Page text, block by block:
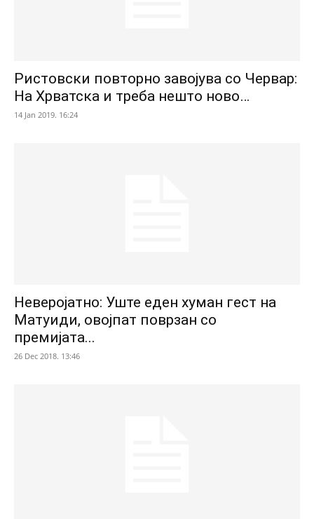
Ристовски повторно завојува со Червар:
На Хрватска и треба нешто ново…
14 Jan 2019. 16:24
Неверојатно: Уште еден хуман гест на
Матуиди, овојпат поврзан со
премијата...
26 Dec 2018. 13:46